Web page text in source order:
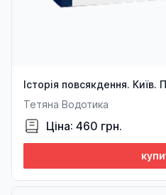
Історія повсякдення. Київ.
Тетяна Водотика
Ціна: 460 грн.